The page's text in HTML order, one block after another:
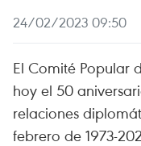
24/02/2023 09:50
El Comité Popular
hoy el 50
relaciones
febrero de 1973-